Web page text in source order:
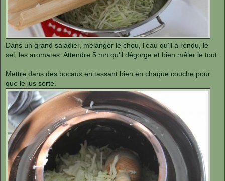
Dans un grand saladier, mélanger le chou, l'eau qu'il a rendu, le
sel, les aromates. Attendre 5 mn qu'il dégorge et bien mêler le tout.
Mettre dans des bocaux en tassant bien en chaque couche pour
que le jus sorte.